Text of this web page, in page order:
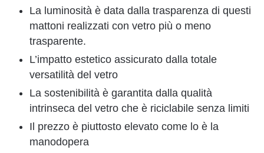
La luminosità è data dalla trasparenza di questi
mattoni realizzati con vetro più o meno
trasparente.
L’impatto estetico assicurato dalla totale
versatilità del vetro
La sostenibilità è garantita dalla qualità
intrinseca del vetro che è riciclabile senza limiti
Il prezzo è piuttosto elevato come lo è la
manodopera